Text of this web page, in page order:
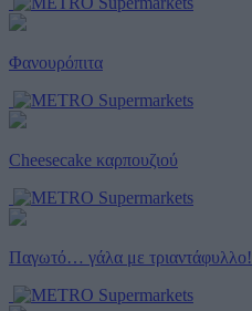
Φανουρόπιτα
Cheesecake καρπουζιού
Παγωτό… γάλα με τριαντάφυλλο!